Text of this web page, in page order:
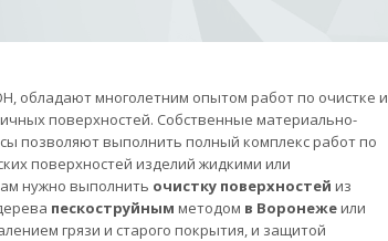
обладают многолетним опытом работ по очистке и
поверхностей. Собственные материально-
позволяют выполнить полный комплекс работ по
поверхностей изделий жидкими или
нужно выполнить очистку поверхностей из
пескоструйным методом в Воронежеили
грязи и старого покрытия, и защитой